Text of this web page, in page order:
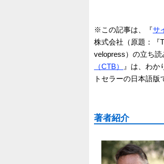
※この記事は、『サ
株式会社（原題：『
velopress）の立ち
（CTB）
』は、わか
トセラーの日本語版
著者紹介